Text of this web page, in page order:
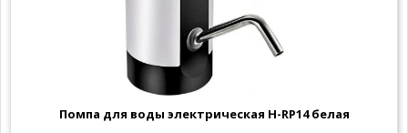
Помпа для воды электрическая H-RP14 белая